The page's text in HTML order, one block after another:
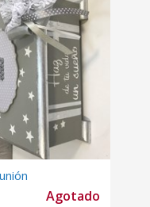
Agotado